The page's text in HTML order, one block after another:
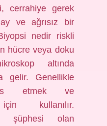
cerrahiye gerek
ve ağrısız bir
nedir riskli
hücre veya doku
altında
gelir. Genellikle
etmek ve
kullanılır.
şüphesi olan